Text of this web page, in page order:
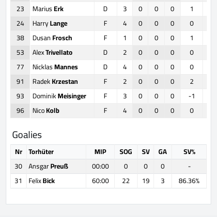
23
MariusErk D 3 0 0 0 1
24
HarryLange F 4 0 0 0 0
38
DusanFrosch F 1 0 0 0 1
53
AlexTrivellato D 2 0 0 0 0
77
NicklasMannes D 4 0 0 0 0
91
RadekKrzestan F 2 0 0 0 2
93
DominikMeisinger F 3 0 0 0 -1
96
NicoKolb F 4 0 0 0 0
Goalies
Nr Torhüter MIP SOG SV GA
SV%
30 AnsgarPreuß 00:00 0 0 0
-
31
FelixBick 60:00 22 19 3 86.36%